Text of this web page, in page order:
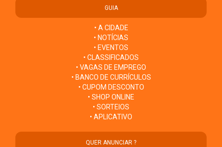
GUIA
• A CIDADE
• NOTÍCIAS
• EVENTOS
• CLASSIFICADOS
• VAGAS DE EMPREGO
• BANCO DE CURRÍCULOS
• CUPOM DESCONTO
• SHOP ONLINE
• SORTEIOS
• APLICATIVO
QUER ANUNCIAR ?